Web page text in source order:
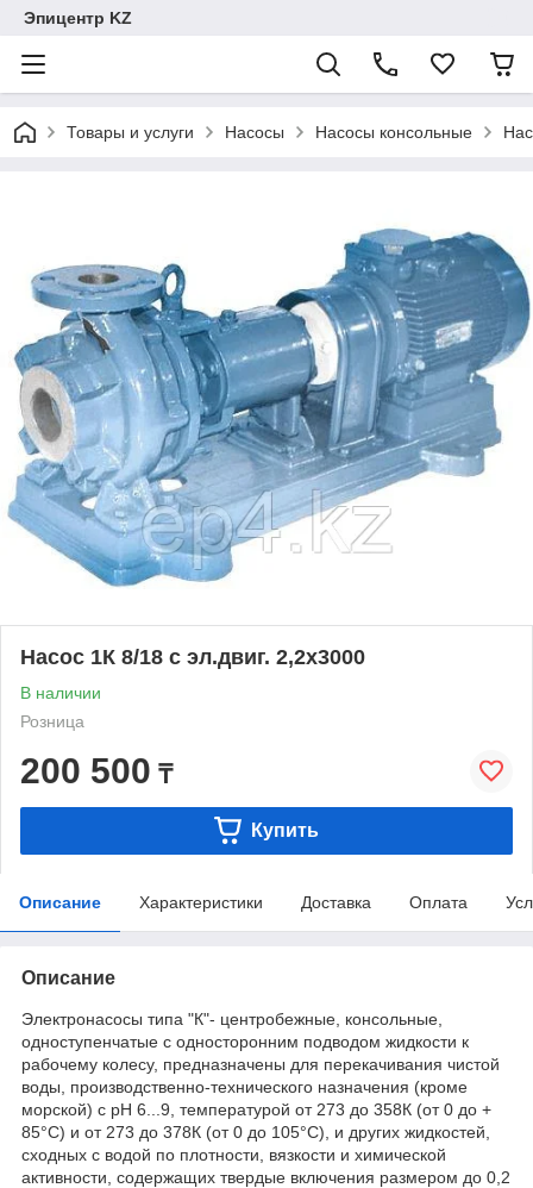
Эпицентр KZ
Товары и услуги Насосы Насосы консольные
Насос 1К 8/18 c эл.двиг. 2,2x3000
В наличии
Розница
200 500 ₸
Купить
Описание Характеристики Доставка Оплата
Описание
Электронасосы типа "К"- центробежные, консольные,
одноступенчатые с односторонним подводом жидкости к
рабочему колесу, предназначены для перекачивания чистой
воды, производственно-технического назначения (кроме
морской) с рН 6...9, температурой от 273 до 358К (от 0 до +
85°С) и от 273 до 378К (от 0 до 105°С), и других жидкостей,
сходных с водой по плотности, вязкости и химической
активности, содержащих твердые включения размером до 0,2